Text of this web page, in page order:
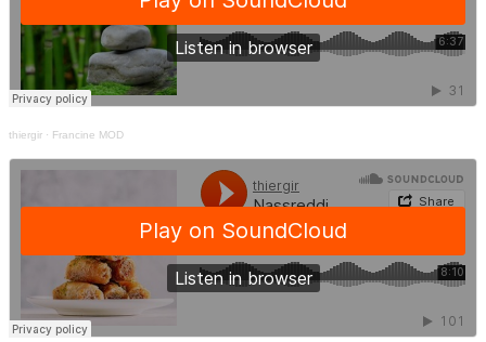
thiergir · Francine MOD